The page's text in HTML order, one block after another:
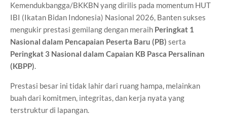
Kemendukbangga/BKKBN yang dirilis pada momentum HUT
IBI (Ikatan Bidan Indonesia) Nasional 2026, Banten sukses
mengukir prestasi gemilang dengan meraih Peringkat 1
Nasional dalam Pencapaian Peserta Baru (PB) serta
Peringkat 3 Nasional dalam Capaian KB Pasca Persalinan
(KBPP).
Prestasi besar ini tidak lahir dari ruang hampa, melainkan
buah dari komitmen, integritas, dan kerja nyata yang
terstruktur di lapangan.